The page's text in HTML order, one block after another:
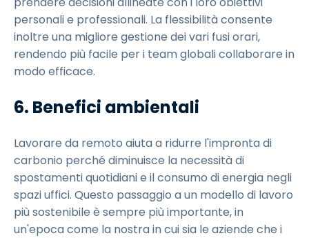
personali e professionali. La flessibilità consente
inoltre una migliore gestione dei vari fusi orari,
rendendo più facile per i team globali collaborare in
modo efficace.
6. Benefici ambientali
Lavorare da remoto aiuta a ridurre l'impronta di
carbonio perché diminuisce la necessità di
spostamenti quotidiani e il consumo di energia negli
spazi uffici. Questo passaggio a un modello di lavoro
più sostenibile è sempre più importante, in
un'epoca come la nostra in cui sia le aziende che i